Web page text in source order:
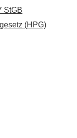
StGB
(HPG)